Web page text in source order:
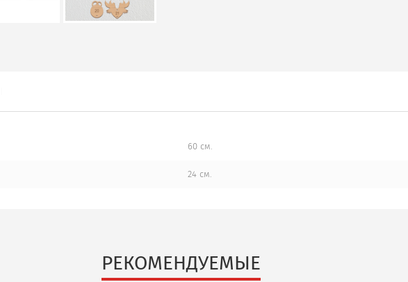
60 см.
24 см.
РЕКОМЕНДУЕМЫЕ